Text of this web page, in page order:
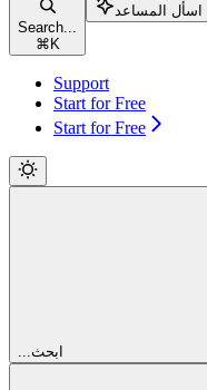
Search...
⌘ K
اسأل المساعد
Support
Start for Free
Start for Free
...ابحث